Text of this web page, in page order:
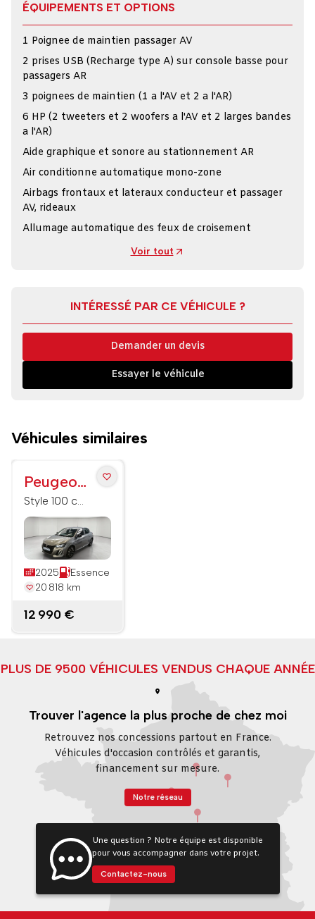
ÉQUIPEMENTS ET OPTIONS
1 Poignee de maintien passager AV
2 prises USB (Recharge type A) sur console basse pour
passagers AR
3 poignees de maintien (1 a l'AV et 2 a l'AR)
6 HP (2 tweeters et 2 woofers a l'AV et 2 larges bandes
a l'AR)
Aide graphique et sonore au stationnement AR
Air conditionne automatique mono-zone
Airbags frontaux et lateraux conducteur et passager
AV, rideaux
Allumage automatique des feux de croisement
Voir tout
INTÉRESSÉ PAR CE VÉHICULE ?
Demander un devis
Essayer le véhicule
Véhicules similaires
Peugeot
208
Style 100 ch
BVM6
2025
Essence
20 818 km
12 990 €
PLUS DE 9500 VÉHICULES VENDUS CHAQUE ANNÉE
Trouver l'agence la plus proche de chez moi
Retrouvez nos concessions partout en France.
Véhicules d'occasion contrôlés et garantis,
financement sur mesure.
Notre réseau
Une question ? Notre équipe est disponible
pour vous accompagner dans votre projet.
Contactez-nous